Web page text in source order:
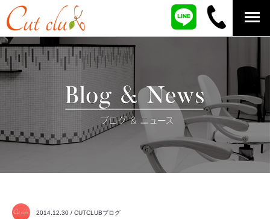
2014.12.30 / CUTCLUBブログ